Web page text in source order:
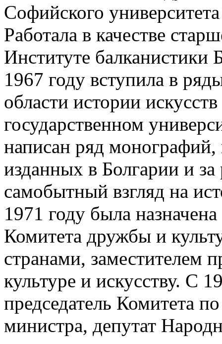
Софийского
Работала в качестве
Институте балканистики
1967 году вступила в
области истории
государственном
написан ряд монографий,
изданных в Болгарии и
самобытный взгляд на
1971 году была
Комитета дружбы и
странами, заместителем
культуре и искусству. С
председатель Комитета
министра, депутат